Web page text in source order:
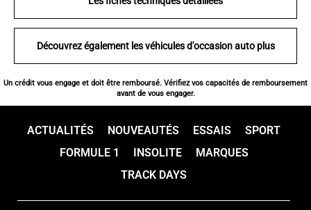
Découvrez également les véhicules d'occasion auto plus
Un crédit vous engage et doit être remboursé. Vérifiez vos capacités de remboursement
avant de vous engager.
ACTUALITÉS NOUVEAUTÉS ESSAIS
SPORT
FORMULE 1
INSOLITE
MARQUES
TRACK DAYS